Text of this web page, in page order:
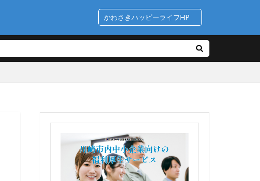
かわさきハッピーライフHP